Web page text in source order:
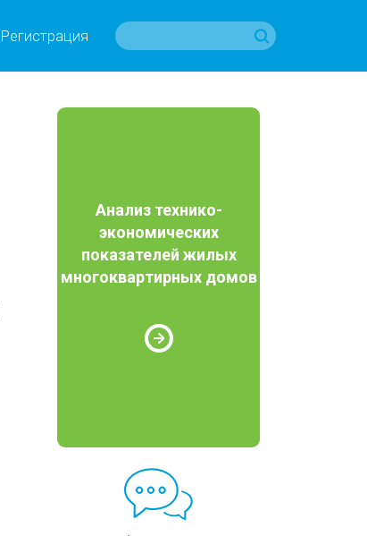
Регистрация
Анализ технико-
экономических
показателей жилых
многоквартирных домов